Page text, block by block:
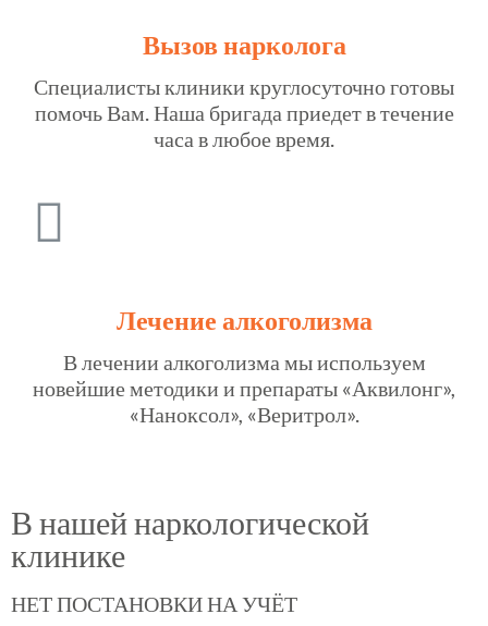
Вызов нарколога
Специалисты клиники круглосуточно готовы
помочь Вам. Наша бригада приедет в течение
часа в любое время.
Лечение алкоголизма
В лечении алкоголизма мы используем
новейшие методики и препараты «Аквилонг»,
«Наноксол», «Веритрол».
В нашей наркологической
клинике
НЕТ ПОСТАНОВКИ НА УЧЁТ